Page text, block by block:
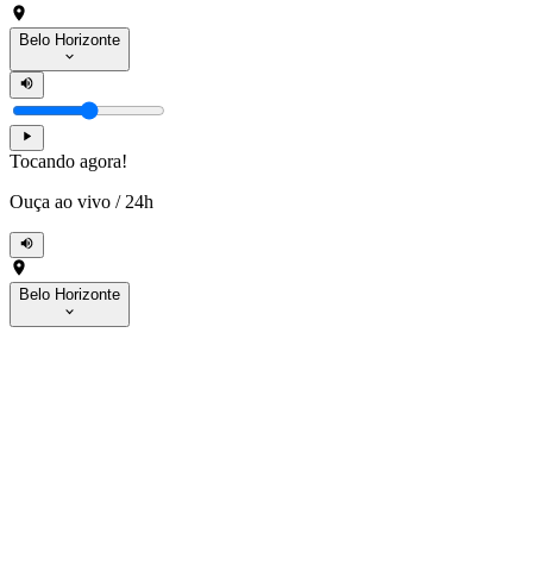
Belo Horizonte
Tocando agora!
Ouça ao vivo / 24h
Belo Horizonte